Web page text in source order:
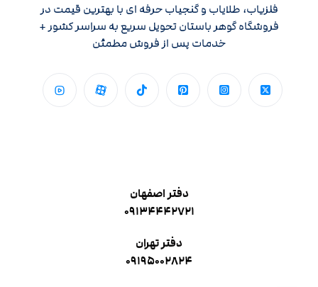
فلزیاب، طلایاب و گنجیاب حرفه ای با بهترین قیمت در
فروشگاه گوهر باستان تحویل سریع به سراسر کشور +
خدمات پس از فروش مطمئن
دفتر اصفهان
۰۹۱۳۴۴۴۲۷۲۱
دفتر تهران
۰۹۱۹۵۰۰۲۸۲۴